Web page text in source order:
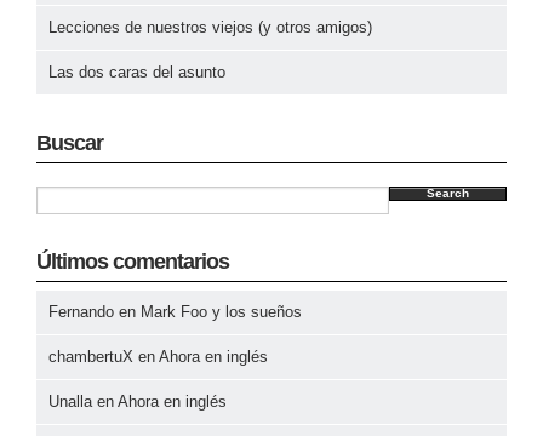
Lecciones de nuestros viejos (y otros amigos)
Las dos caras del asunto
Buscar
Search
Últimos comentarios
Fernando en Mark Foo y los sueños
chambertuX en Ahora en inglés
Unallaen Ahora en inglés